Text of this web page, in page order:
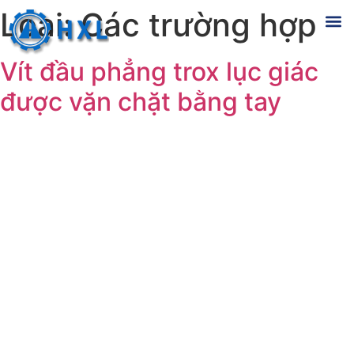
Loại:Các trường hợp
Vít đầu phẳng trox lục giác
được vặn chặt bằng tay